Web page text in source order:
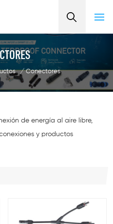
/ Conectores
de energía al aire libre,
y productos